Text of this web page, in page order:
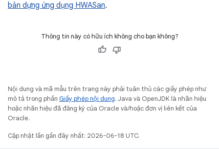
bản dựng ứng dụng HWASan.
Thông tin này có hữu ích không cho bạn không?
Nội dung và mã mẫu trên trang này phải tuân thủ các giấy phép như
mô tả trong phần Giấy phép nội dung. Java và OpenJDK là nhãn hiệu
hoặc nhãn hiệu đã đăng ký của Oracle và/hoặc đơn vị liên kết của
Oracle.
Cập nhật lần gần đây nhất: 2026-06-18 UTC.